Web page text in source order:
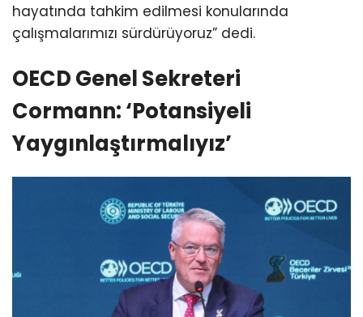
hayatında tahkim edilmesi konularında
çalışmalarımızı sürdürüyoruz” dedi.
OECD Genel Sekreteri
Cormann: ‘Potansiyeli
Yaygınlaştırmalıyız’